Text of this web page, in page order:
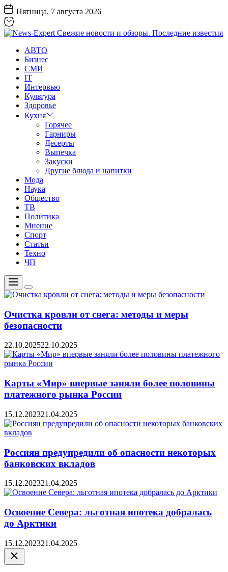
Перейти
к
содержанию
Пятница, 7 августа 2026
Expert
Свежие
новости
обзоры.
Последние
известия
АВТО
Бизнес
СМИ
IT
Интервью
Культура
Здоровье
Кухня
Горячее
Гарниры
Десерты
Выпечка
Закуски
Другие блюда и напитки
Мода
Наука
Общество
ТВ
Политика
Мнение
Спорт
Статьи
Техно
ЧП
Меню
Цвет
переключателя
Очистка кровли от снега: методы и меры
безопасности
22.10.202522.10.2025
Карты «Мир» впервые заняли более половины
платежного рынка России
15.12.202321.04.2025
Россиян предупредили об опасности некоторых
банковских вкладов
15.12.202321.04.2025
Освоение Севера: льготная ипотека добралась
до Арктики
15.12.202321.04.2025
Закрыть